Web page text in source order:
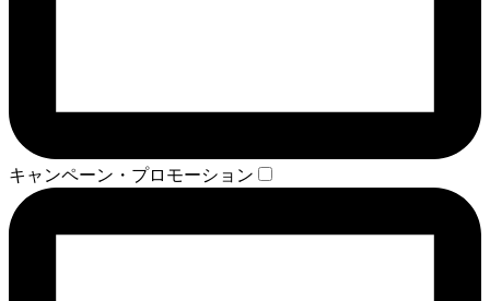
キャンペーン・プロモーション